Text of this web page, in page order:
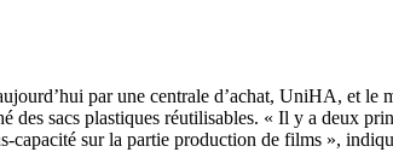
par une centrale d’achat, UniHA, et
des sacs plastiques réutilisables. « Il y a deux
capacité sur la partie production de films »,